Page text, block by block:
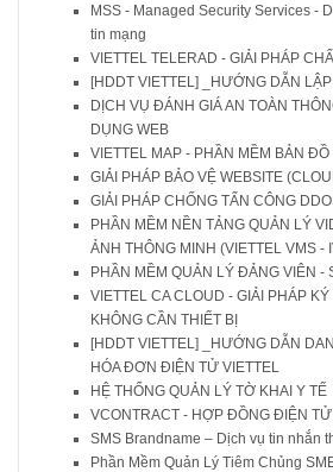
MSS - Managed Security Services -
tin mạng
VIETTEL TELERAD - GIẢI PHÁP
[HDDT VIETTEL] _HƯỚNG DẪN
DỊCH VỤ ĐÁNH GIÁ AN TOÀN
DỤNG WEB
VIETTEL MAP - PHẦN MỀM BẢN ĐỒ
GIẢI PHÁP BẢO VỆ WEBSITE
GIẢI PHÁP CHỐNG TẤN CÔNG
PHẦN MỀM NỀN TẢNG QUẢN LÝ
ẢNH THÔNG MINH (VIETTEL VMS -
PHẦN MỀM QUẢN LÝ ĐẢNG VIÊN -
VIETTEL CA CLOUD - GIẢI PHÁP
KHÔNG CẦN THIẾT BỊ
[HDDT VIETTEL] _HƯỚNG DẪN
HÓA ĐƠN ĐIỆN TỬ VIETTEL
HỆ THỐNG QUẢN LÝ TỜ KHAI Y TẾ
VCONTRACT - HỢP ĐỒNG ĐIỆN TỬ
SMS Brandname – Dịch vụ tin nhắn
Phần Mềm Quản Lý Tiêm Chủng